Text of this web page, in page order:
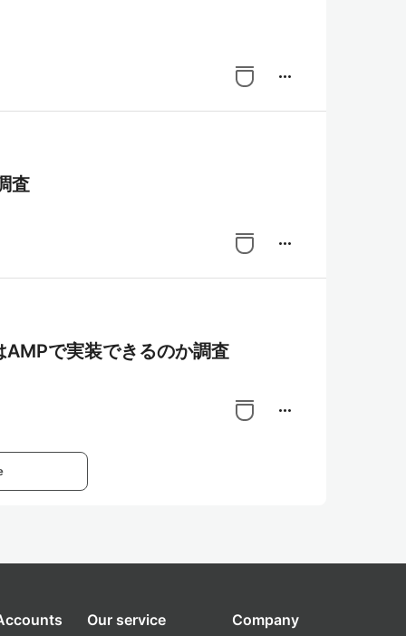
more_horiz
査
more_horiz
で実装できるのか調査
more_horiz
Our service Company